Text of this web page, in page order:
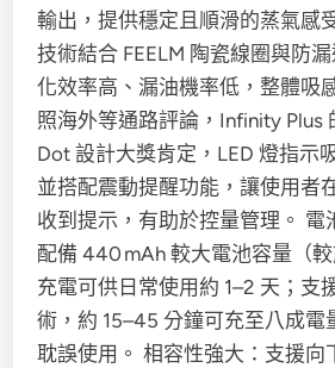
輸出，提供穩定且順滑的蒸氣感
技術結合 FEELM 陶瓷線圈與防
化效率高、漏油機率低，整體吸
照海外等通路評論，Infinity Plus
Dot 設計大獎肯定，LED 燈指示
並搭配震動提醒功能，讓使用者
收到提示，有助於控量管理。 電
配備 440 mAh 較大電池容量（
充電可供日常使用約 1–2 天；支
術，約 15–45 分鐘可充至八成電
耽誤使用。 相容性強大：支援向